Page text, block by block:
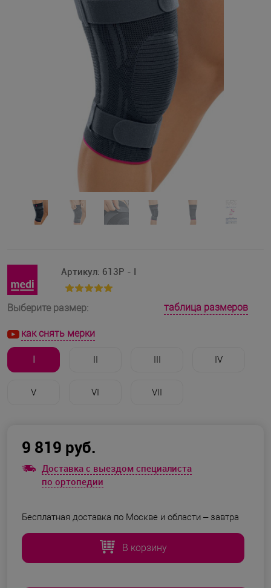
Артикул: 613P - I
Выберите размер: таблица размеров
как снять мерки
I II III IV
V VI VII
9 819 руб.
Доставка с выездом специалиста
по ортопедии
Бесплатная доставка по Москве и области – завтра
В корзину